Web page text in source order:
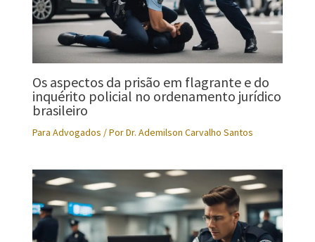
Os aspectos da prisão em flagrante e do
inquérito policial no ordenamento jurídico
brasileiro
Para Advogados / PorDr. Ademilson Carvalho Santos